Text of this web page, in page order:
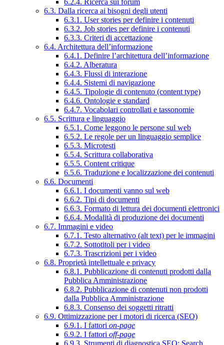
6.3. Dalla ricerca ai bisogni degli utenti
6.3.1. User stories per definire i contenuti
6.3.2. Job stories per definire i contenuti
6.3.3. Criteri di accettazione
6.4. Architettura dell’informazione
6.4.1. Definire l’architettura dell’informazione
6.4.2. Alberatura
6.4.3. Flussi di interazione
6.4.4. Sistemi di navigazione
6.4.5. Tipologie di contenuto (content type)
6.4.6. Ontologie e standard
6.4.7. Vocabolari controllati e tassonomie
6.5. Scrittura e linguaggio
6.5.1. Come leggono le persone sul web
6.5.2. Le regole per un linguaggio semplice
6.5.3. Microtesti
6.5.4. Scrittura collaborativa
6.5.5. Content critique
6.5.6. Traduzione e localizzazione dei contenuti
6.6. Documenti
6.6.1. I documenti vanno sul web
6.6.2. Tipi di documenti
6.6.3. Formato di lettura dei documenti elettronici
6.6.4. Modalità di produzione dei documenti
6.7. Immagini e video
6.7.1. Testo alternativo (alt text) per le immagini
6.7.2. Sottotitoli per i video
6.7.3. Trascrizioni per i video
6.8. Proprietà intellettuale e privacy
6.8.1. Pubblicazione di contenuti prodotti dalla
Pubblica Amministrazione
6.8.2. Pubblicazione di contenuti non prodotti
dalla Pubblica Amministrazione
6.8.3. Consenso dei soggetti ritratti
6.9. Ottimizzazione per i motori di ricerca (SEO)
6.9.1. I fattori on-page
6.9.2. I fattori off-page
6.9.3. Strumenti di diagnostica SEO: Search